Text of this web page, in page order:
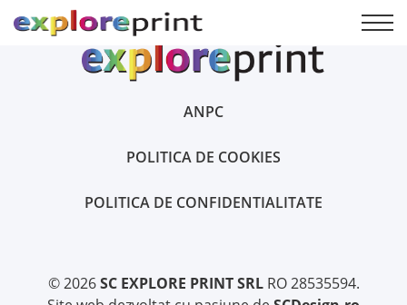
ANPC
POLITICA DE COOKIES
POLITICA DE CONFIDENTIALITATE
© 2026SC EXPLORE PRINT SRLRO 28535594.